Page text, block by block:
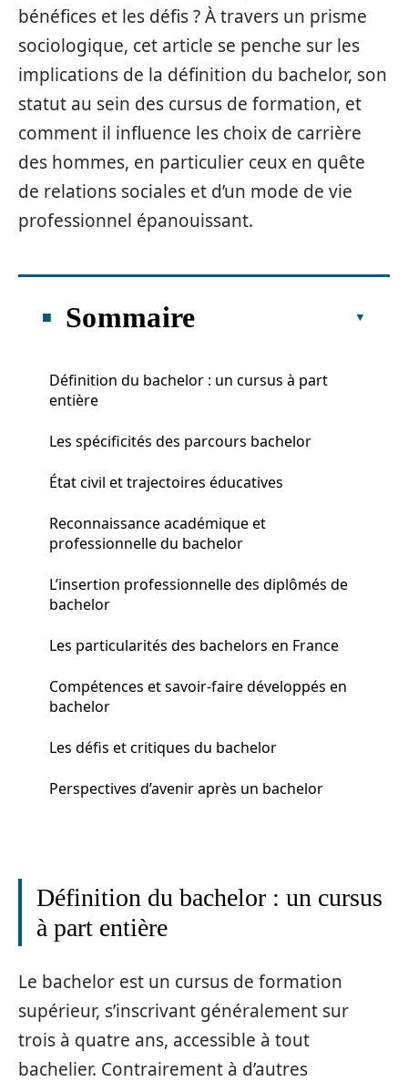
bénéfices et les défis ? À travers un prisme
sociologique, cet article se penche sur les
implications de la définition du bachelor, son
statut au sein des cursus de formation, et
comment il influence les choix de carrière
des hommes, en particulier ceux en quête
de relations sociales et d’un mode de vie
professionnel épanouissant.
Sommaire
Définition du bachelor : un cursus à part
entière
Les spécificités des parcours bachelor
État civil et trajectoires éducatives
Reconnaissance académique et
professionnelle du bachelor
L’insertion professionnelle des diplômés de
bachelor
Les particularités des bachelors en France
Compétences et savoir-faire développés en
bachelor
Les défis et critiques du bachelor
Perspectives d’avenir après un bachelor
Définition du bachelor : un cursus
à part entière
Le bachelor est un cursus de formation
supérieur, s’inscrivant généralement sur
trois à quatre ans, accessible à tout
bachelier. Contrairement à d’autres